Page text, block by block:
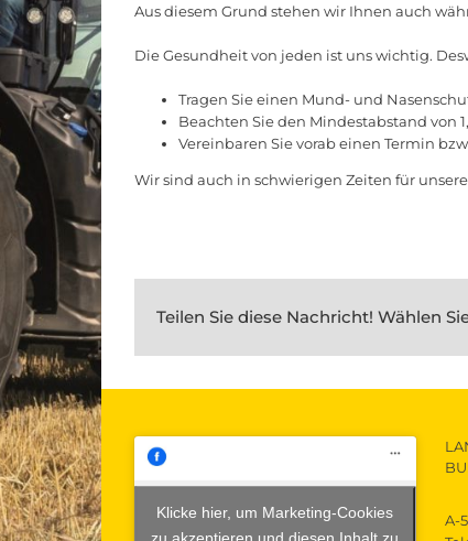
Aus diesem Grund stehen wir Ihnen auch
Die Gesundheit von jeden ist uns wichtig.
Tragen Sie einen Mund- und
Beachten Sie den Mindestabstand von
Vereinbaren Sie vorab einen Termin
Wir sind auch in schwierigen Zeiten für
Teilen Sie diese Nachricht! Wählen
Klicke hier, um Marketing-Cookies
zu akzeptieren und diesen Inhalt zu
A-